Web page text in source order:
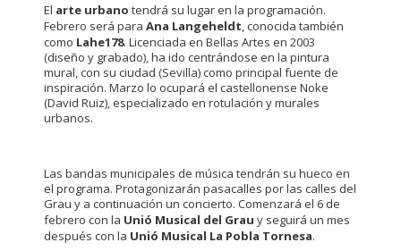
El arte urbano tendrá su lugar en la programación.
Febrero será para Ana Langeheldt , conocida también
como Lahe178. Licenciada en Bellas Artes en 2003
(diseño y grabado), ha ido centrándose en la pintura
mural, con su ciudad (Sevilla) como principal fuente de
inspiración. Marzo lo ocupará el castellonense Noke
(David Ruiz), especializado en rotulación y murales
urbanos.
Las bandas municipales de música tendrán su hueco en
el programa. Protagonizarán pasacalles por las calles del
Grau y a continuación un concierto. Comenzará el 6 de
febrero con la Unió Musical del Grau y seguirá un mes
después con la Unió Musical La Pobla Tornesa.